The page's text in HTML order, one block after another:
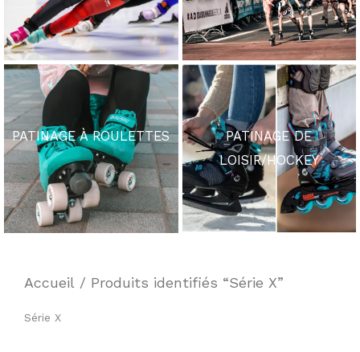
PATINAGE À ROULETTES
PATINAGE DE
LOISIR/HOCKEY
Accueil / Produits identifiés “Série X”
Série X